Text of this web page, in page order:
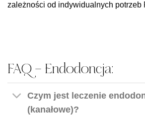
zależności od indywidualnych potrzeb
FAQ – Endodoncja:
Czym jest leczenie
(kanałowe)?